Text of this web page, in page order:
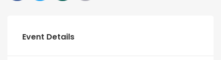
Event Details